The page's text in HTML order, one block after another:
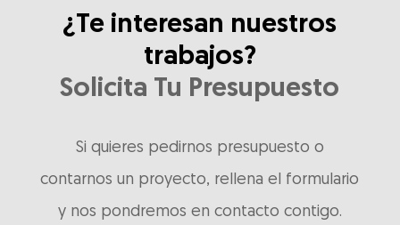
¿Te interesan nuestros
trabajos?
Solicita Tu Presupuesto
Si quieres pedirnos presupuesto o
contarnos un proyecto, rellena el formulario
y nos pondremos en contacto contigo.